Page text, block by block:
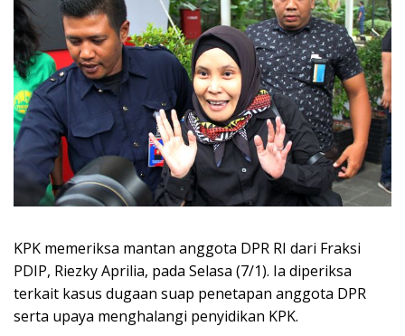
KPK memeriksa mantan anggota DPR RI dari Fraksi
PDIP, Riezky Aprilia, pada Selasa (7/1). Ia diperiksa
terkait kasus dugaan suap penetapan anggota DPR
serta upaya menghalangi penyidikan KPK.